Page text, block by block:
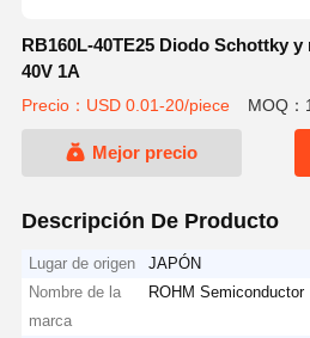
RB160L-40TE25 Diodo Schottky
40V 1A
Precio：USD 0.01-20/piece MOQ：1
Mejor precio
Descripción De Producto
Lugar de origen
JAPÓN
Nombre de la
marca
ROHM Semiconductor